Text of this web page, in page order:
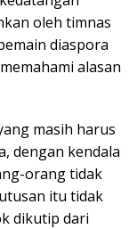
oleh timnas
diaspora
alasan
masih harus
dengan kendala
orang tidak
itu tidak
dikutip dari